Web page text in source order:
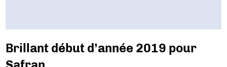
Brillant début d’année 2019 pour